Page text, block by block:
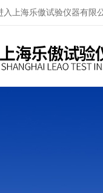
入上海乐傲试验仪器有限